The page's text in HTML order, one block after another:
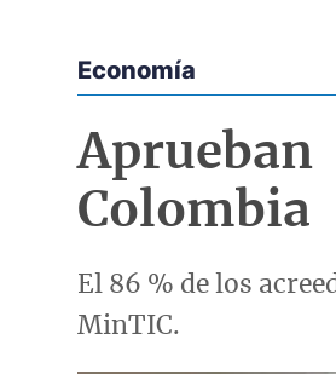
Econoticias y Eventos
Economía
Aprueban
Colombia
El 86 % de los
MinTIC.